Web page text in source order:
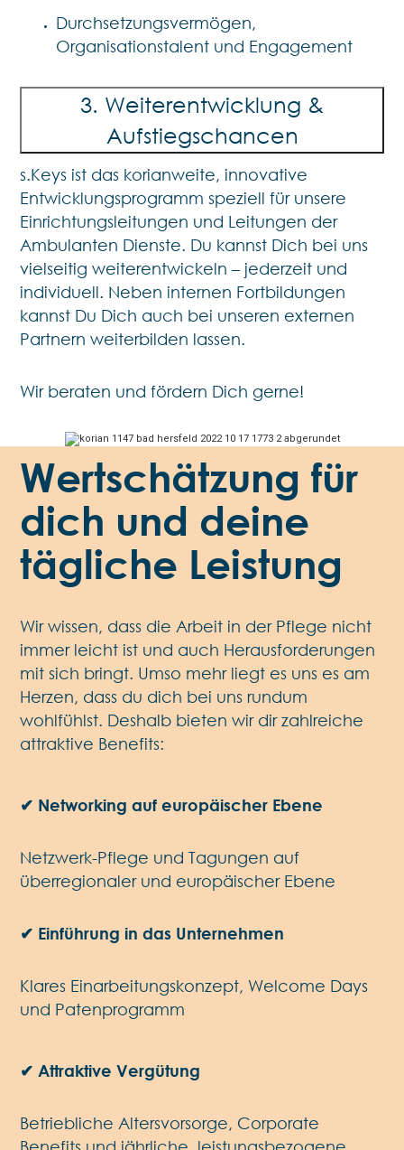
Durchsetzungsvermögen,
Organisationstalent und Engagement
3. Weiterentwicklung &
Aufstiegschancen
s.Keys ist das korianweite, innovative
Entwicklungsprogramm speziell für unsere
Einrichtungsleitungen und Leitungen der
Ambulanten Dienste. Du kannst Dich bei uns
vielseitig weiterentwickeln – jederzeit und
individuell. Neben internen Fortbildungen
kannst Du Dich auch bei unseren externen
Partnern weiterbilden lassen.
Wir beraten und fördern Dich gerne!
Wertschätzung für
dich und deine
tägliche Leistung
Wir wissen, dass die Arbeit in der Pflege nicht
immer leicht ist und auch Herausforderungen
mit sich bringt. Umso mehr liegt es uns es am
Herzen, dass du dich bei uns rundum
wohlfühlst. Deshalb bieten wir dir zahlreiche
attraktive Benefits:
✔ Networking auf europäischer Ebene
Netzwerk-Pflege und Tagungen auf
überregionaler und europäischer Ebene
✔ Einführung in das Unternehmen
Klares Einarbeitungskonzept, Welcome Days
und Patenprogramm
✔ Attraktive Vergütung
Betriebliche Altersvorsorge, Corporate